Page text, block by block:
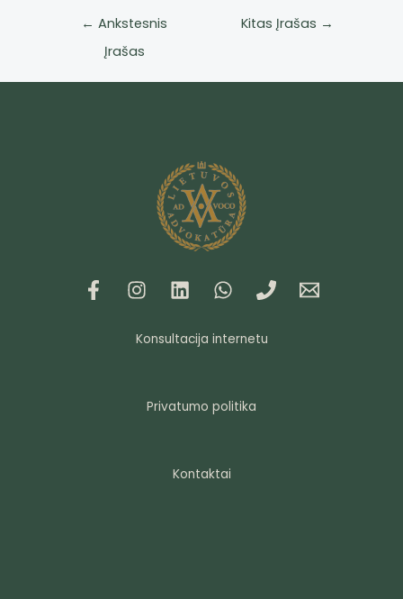
← Ankstesnis
Įrašas
Kitas Įrašas →
Konsultacija internetu
Privatumo politika
Kontaktai